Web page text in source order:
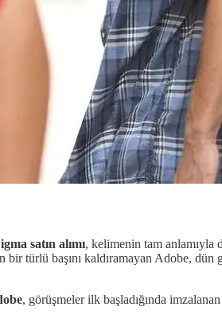
satın alımı, kelimenin tam anlamıyla
türlü başını kaldıramayan Adobe,
, görüşmeler ilk başladığında